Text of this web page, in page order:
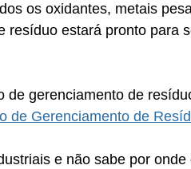
os oxidantes, metais
resíduo estará pronto para
de gerenciamento de
de Gerenciamento de
e não sabe por